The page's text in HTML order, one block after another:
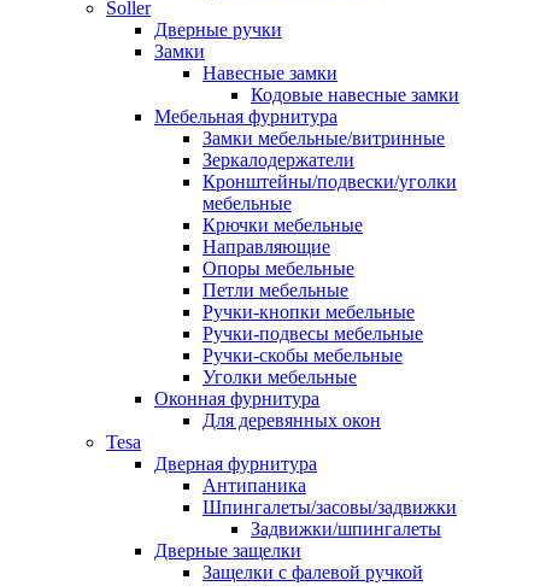
Soller
Дверные ручки
Замки
Навесные замки
Кодовые навесные замки
Мебельная фурнитура
Замки мебельные/витринные
Зеркалодержатели
Кронштейны/подвески/уголки
мебельные
Крючки мебельные
Направляющие
Опоры мебельные
Петли мебельные
Ручки-кнопки мебельные
Ручки-подвесы мебельные
Ручки-скобы мебельные
Уголки мебельные
Оконная фурнитура
Для деревянных окон
Tesa
Дверная фурнитура
Антипаника
Шпингалеты/засовы/задвижки
Задвижки/шпингалеты
Дверные защелки
Защелки с фалевой ручкой